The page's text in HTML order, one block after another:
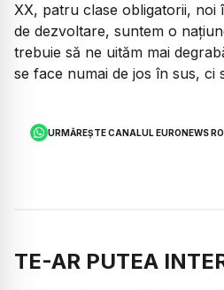
XX, patru clase obligatorii, noi
de dezvoltare, suntem o
trebuie să ne uităm mai
se face numai de jos în sus, ci
URMĂREȘTE CANALUL EURONEWS
TE-AR PUTEA